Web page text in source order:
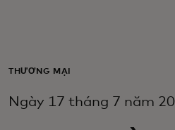
Dành cho doanh
THƯƠNG MẠI
Ngày 17 tháng 7 năm